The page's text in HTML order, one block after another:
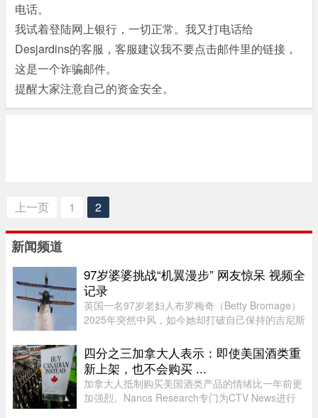
电话。
我试着登陆网上银行，一切正常。我又打电话给
Desjardins的客服，客服建议我不要点击邮件里的链接，
这是一个诈骗邮件。
提醒大家注意自己的资金安全。
上一页 1 2
新闻频道
97岁婆婆挑战“机翼漫步” 网友惊呆 视频全
记录
英国一名97岁老妇人布罗梅奇（Betty Bromage）
2025年突然中风，如今她却打破自己保持的吉尼斯
纪最大的女性机翼漫步者”（eldest wing
walker（female））。这已是布罗 ...
四分之三加拿大人表示：即使美国酒类重
新上架，也不会购买 ...
加拿大人抵制购买美国酒类产品的情绪比一年前更
加强烈。Nanos Research专门为CTV News进行